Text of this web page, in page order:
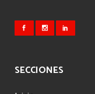
SECCIONES